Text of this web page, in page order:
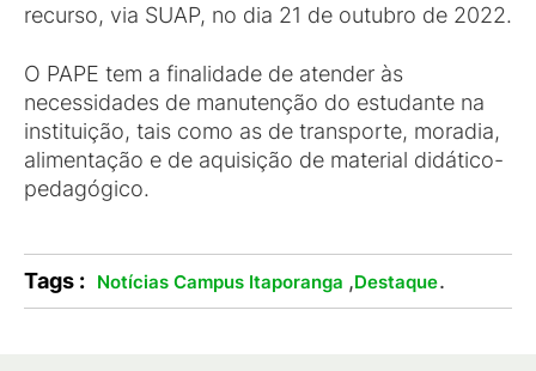
recurso, via SUAP, no dia 21 de outubro de 2022.
O PAPE tem a finalidade de atender às
necessidades de manutenção do estudante na
instituição, tais como as de transporte, moradia,
alimentação e de aquisição de material didático-
pedagógico.
Tags : Notícias Campus Itaporanga ,Destaque.